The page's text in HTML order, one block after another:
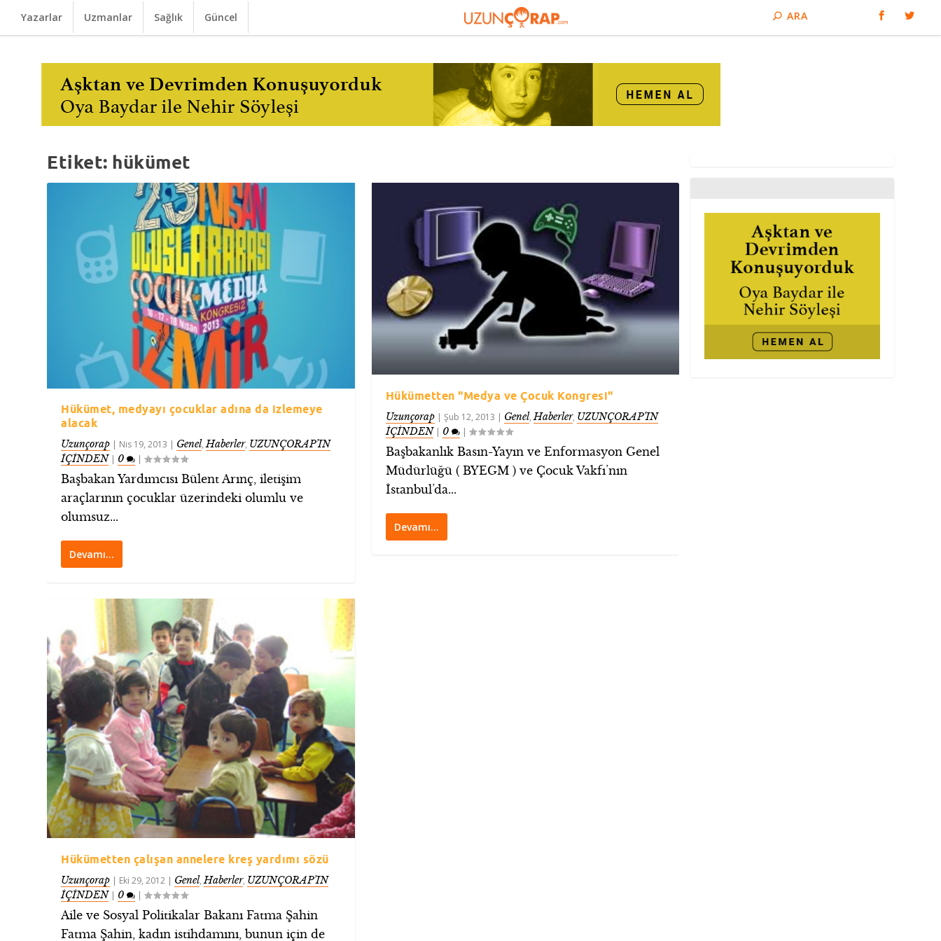
Yazarlar Uzmanlar Sağlık Güncel
Etiket: hükümet
Hükümet, medyayı çocuklar adına da izlemeye
alacak
Uzunçorap | Nis 19, 2013 | Genel,Haberler, UZUNÇORAP’IN
İÇİNDEN| 0 |
Başbakan Yardımcısı Bülent Arınç, iletişim
araçlarının çocuklar üzerindeki olumlu ve
olumsuz...
Devamı…
Hükümetten çalışan annelere kreş yardımı sözü
Uzunçorap | Eki 29, 2012 | Genel,Haberler, UZUNÇORAP’IN
İÇİNDEN| 0 |
Aile ve Sosyal Politikalar Bakanı Fatma Şahin
Fatma Şahin, kadın istihdamını, bunun için de
Hükümetten "Medya ve Çocuk Kongresi"
Uzunçorap| Şub 12, 2013 | Genel,Haberler, UZUNÇORAP’IN
İÇİNDEN| 0 |
Başbakanlık Basın-Yayın ve Enformasyon Genel
Müdürlüğü ( BYEGM ) ve Çocuk Vakfı’nın
İstanbul’da...
Devamı…